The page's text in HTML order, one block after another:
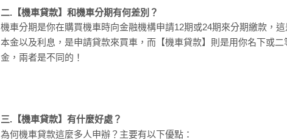
二.【機車貸款】和機車分期有何差別？
機車分期是你在購買機車時向金融機構申請12期或24期來分期繳款，
本金以及利息，是申請貸款來買車，而【機車貸款】則是用你名下或
金，兩者是不同的！
三.【機車貸款】有什麼好處？
為何機車貸款這麼多人申辦？主要有以下優點：